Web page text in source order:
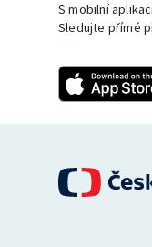
S mobilní
Sledujte přímé